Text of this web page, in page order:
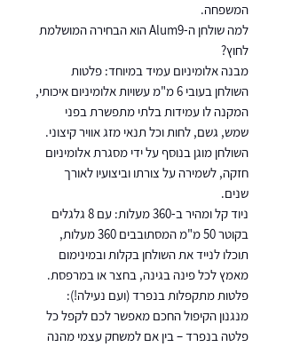
המשפחה.
למה שולחן ה-Alum9 הוא הבחירה המושלמת
לחוץ?
מבנה אלומיניום עמיד במיוחד: פלטות
השולחן בעובי 6 מ"מ עשויות אלומיניום איכותי,
המקנה לו עמידות בלתי מתפשרת בפני
שמש, גשם, לחות וכל תנאי מזג אוויר קיצוני.
השולחן מוגן בנוסף על ידי מסגרת אלומיניום
חזקה, לשמירה על צורתו וביצועיו לאורך
שנים.
ניוד קל ומהיר ב-360 מעלות: עם 8 גלגלים
בקוטר 50 מ"מ המסתובבים 360 מעלות,
תוכלו לנייד את השולחן בקלות ובמינימום
מאמץ לכל פינה בגינה, בחצר או במרפסת.
פלטות מתקפלות בנפרד (ועם נעילה!):
מנגנון הקיפול החכם מאפשר לכם לקפל כל
פלטה בנפרד – בין אם למשחק עצמי מהנה